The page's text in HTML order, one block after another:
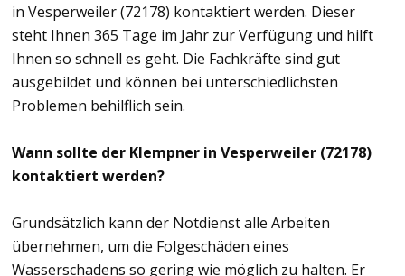
in Vesperweiler (72178) kontaktiert werden. Dieser
steht Ihnen 365 Tage im Jahr zur Verfügung und hilft
Ihnen so schnell es geht. Die Fachkräfte sind gut
ausgebildet und können bei unterschiedlichsten
Problemen behilflich sein.
Wann sollte der Klempner in Vesperweiler (72178)
kontaktiert werden?
Grundsätzlich kann der Notdienst alle Arbeiten
übernehmen, um die Folgeschäden eines
Wasserschadens so gering wie möglich zu halten. Er